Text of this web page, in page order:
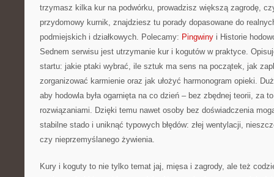
trzymasz kilka kur na podwórku, prowadzisz większą zagrodę,
przydomowy kurnik, znajdziesz tu porady dopasowane do
podmiejskich i działkowych. Polecamy: Pingwiny i Historie
Sednem serwisu jest utrzymanie kur i kogutów w praktyce.
startu: jakie ptaki wybrać, ile sztuk ma sens na początek, jak
zorganizować karmienie oraz jak ułożyć harmonogram opieki.
aby hodowla była ogarnięta na co dzień – bez zbędnej teorii, za
rozwiązaniami. Dzięki temu nawet osoby bez doświadczenia
stabilne stado i uniknąć typowych błędów: złej wentylacji,
czy nieprzemyślanego żywienia.
Kury i koguty to nie tylko temat jaj, mięsa i zagrody, ale też